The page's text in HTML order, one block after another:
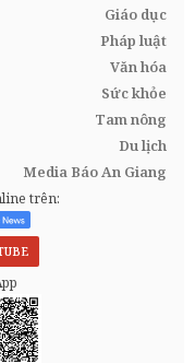
Giáo dục
Pháp luật
Văn hóa
Sức khỏe
Tam nông
Du lịch
Media Báo An Giang
trên: